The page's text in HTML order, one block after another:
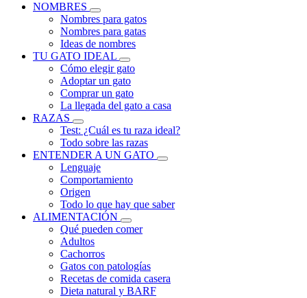
NOMBRES
Nombres para gatos
Nombres para gatas
Ideas de nombres
TU GATO IDEAL
Cómo elegir gato
Adoptar un gato
Comprar un gato
La llegada del gato a casa
RAZAS
Test: ¿Cuál es tu raza ideal?
Todo sobre las razas
ENTENDER A UN GATO
Lenguaje
Comportamiento
Origen
Todo lo que hay que saber
ALIMENTACIÓN
Qué pueden comer
Adultos
Cachorros
Gatos con patologías
Recetas de comida casera
Dieta natural y BARF